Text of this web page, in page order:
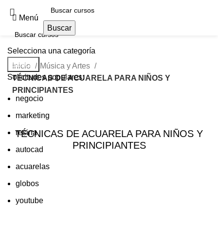
Menú
Buscar
Inicio
Música y Artes
TÉCNICAS DE ACUARELA PARA NIÑOS Y
PRINCIPIANTES
TÉCNICAS DE ACUARELA PARA NIÑOS Y
PRINCIPIANTES
Selecciona una categoría
Buscar
Solicitudes populares:
negocio
marketing
resina
autocad
acuarelas
globos
youtube